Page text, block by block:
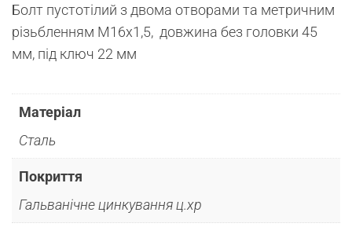
Болт пустотілий з двома отворами та метричним
різьбленням М16х1,5, довжина без головки 45
мм, під ключ 22 мм
Матеріал
Сталь
Покриття
Гальванічне цинкування ц.хр